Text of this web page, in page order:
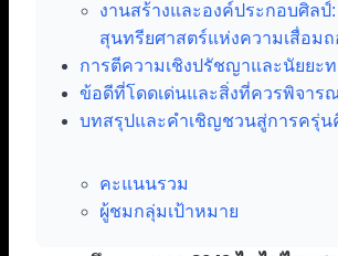
งานสร้างและองค์ประกอบศิลป์:
สุนทรียศาสตร์แห่งความเสื่อมถ
การตีความเชิงปรัชญาและนัยยะ
ข้อดีที่โดดเด่นและสิ่งที่ควรพิจาร
บทสรุปและคำเชิญชวนสู่การครุ่น
คะแนนรวม
ผู้ชมกลุ่มเป้าหมาย